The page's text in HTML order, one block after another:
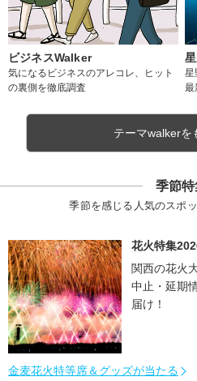
ビジネスWalker
気になるビジネスのアレコレ、ヒット
の裏側を徹底調査
星
最
テーマwalkerを
季節特
季節を感じる人気のスポ
花火特集
関西の花火
中止・延期
届け！
金麦花火特等席＆グッズが当たる